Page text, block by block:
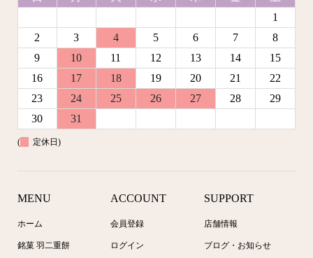
1
2
3 4 5 6 7
8
9
10 11 12 13 14
15
16
17 18 19 20 21
22
23
24 25 26 27 28
29
30
31
( 定休日)
MENU
ホーム
銘菓 羽二重餅
ACCOUNT
会員登録
ログイン
SUPPORT
店舗情報
ブログ・お知らせ